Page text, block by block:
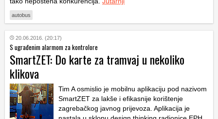
autobus
20.06.2016. (20:17)
S ugrađenim alarmom za kontrolore
SmartZET: Do karte za tramvaj u nekoliko
klikova
Tim A osmislio je mobilnu aplikaciju pod nazivom
SmartZET za lakše i efikasnije korištenje
zagrebačkog javnog prijevoza. Aplikacija je